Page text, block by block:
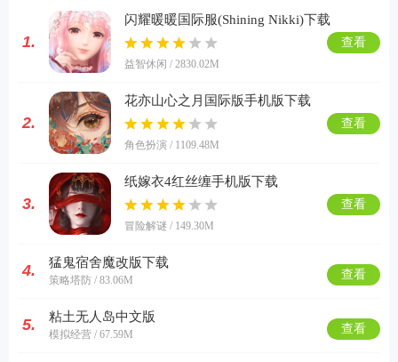
1.
闪耀暖暖国际服(Shining Nikki)下载
益智休闲 / 2830.02M
查看
2.
花亦山心之月国际版手机版下载
角色扮演 / 1109.48M
查看
3.
纸嫁衣4红丝缠手机版下载
冒险解谜 / 149.30M
查看
4. 猛鬼宿舍魔改版下载
策略塔防 / 83.06M 查看
5. 粘土无人岛中文版
模拟经营 / 67.59M 查看